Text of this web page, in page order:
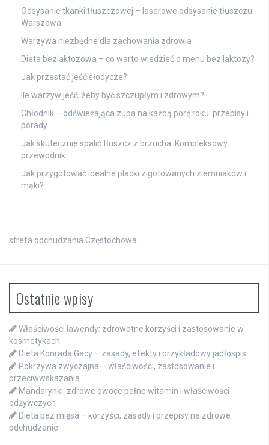
Odsysanie tkanki tłuszczowej – laserowe odsysanie tłuszczu
Warszawa
Warzywa niezbędne dla zachowania zdrowia
Dieta bezlaktozowa – co warto wiedzieć o menu bez laktozy?
Jak przestać jeść słodycze?
Ile warzyw jeść, żeby być szczupłym i zdrowym?
Chłodnik – odświeżająca zupa na każdą porę roku: przepisy i
porady
Jak skutecznie spalić tłuszcz z brzucha: Kompleksowy
przewodnik
Jak przygotować idealne placki z gotowanych ziemniaków i
mąki?
strefa odchudzania Częstochowa
Ostatnie wpisy
Właściwości lawendy: zdrowotne korzyści i zastosowanie w
kosmetykach
Dieta Konrada Gacy – zasady, efekty i przykładowy jadłospis
Pokrzywa zwyczajna – właściwości, zastosowanie i
przeciwwskazania
Mandarynki: zdrowe owoce pełne witamin i właściwości
odżywczych
Dieta bez mięsa – korzyści, zasady i przepisy na zdrowe
odchudzanie